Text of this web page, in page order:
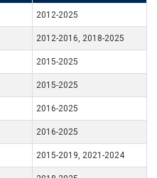
2012-2025
2012-2016, 2018-2025
2015-2025
2015-2025
2016-2025
2016-2025
2015-2019, 2021-2024